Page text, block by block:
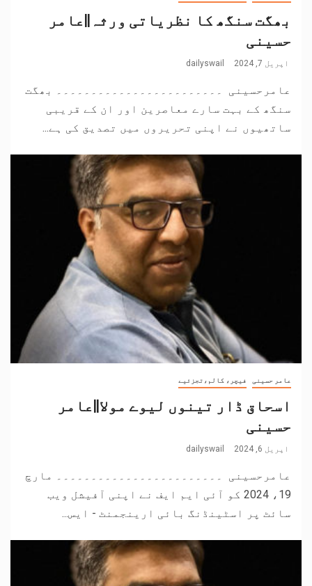
بھگت سنگھ کا نظریاتی ورثہ||عامر
حسینی
اپریل 7, 2024 dailyswail
عامرحسینی ۔۔۔۔۔۔۔۔۔۔۔۔۔۔۔۔۔۔۔۔۔۔۔۔ بھگت
سنگھ کے بہت سارے معاصرین اور ان کے قریبی
ساتھیوں نے اپنی تحریروں میں تصدیق کی ہے...
عامر حسینی فیچر، کالم،تجزئیے
اسحاق ڈار تینوں لیوے مولا||عامر
حسینی
اپریل 6, 2024 dailyswail
عامرحسینی ۔۔۔۔۔۔۔۔۔۔۔۔۔۔۔۔۔۔۔۔۔۔۔۔ مارچ
19، 2024 کو آئی ایم ایف نے اپنی آفیشل ویب
سائٹ پر اسٹینڈنگ بائی ارینجمنٹ - ایس...